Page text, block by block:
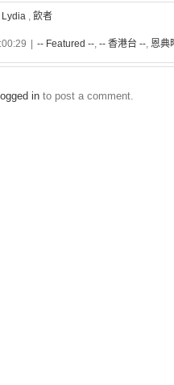
Lydia , 飲者
-- Featured --, -- 香港台 --, 恩典
logged in to post a comment.